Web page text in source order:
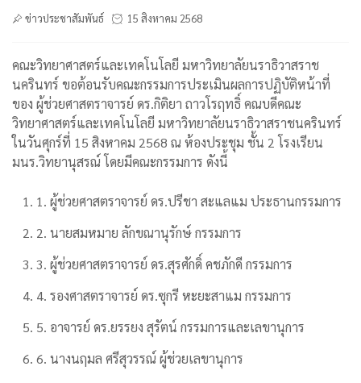
ข่าวประชาสัมพันธ์ 15 สิงหาคม 2568
คณะวิทยาศาสตร์และเทคโนโลยี มหาวิทยาลัยนราธิวาสราช
นครินทร์ ขอต้อนรับคณะกรรมการประเมินผลการปฏิบัติหน้าที่
ของ ผู้ช่วยศาสตราจารย์ ดร.กิติยา ถาวโรฤทธิ์ คณบดีคณะ
วิทยาศาสตร์และเทคโนโลยี มหาวิทยาลัยนราธิวาสราชนครินทร์
ในวันศุกร์ที่ 15 สิงหาคม 2568 ณ ห้องประชุม ชั้น 2 โรงเรียน
มนร.วิทยานุสรณ์ โดยมีคณะกรรมการ ดังนี้
1. ผู้ช่วยศาสตราจารย์ ดร.ปรีชา สะแลแม ประธานกรรมการ
2. นายสมหมาย ลักขณานุรักษ์ กรรมการ
3. ผู้ช่วยศาสตราจารย์ ดร.สุรศักดิ์ คชภักดี กรรมการ
4. รองศาสตราจารย์ ดร.ซุกรี หะยะสาแม กรรมการ
5. อาจารย์ ดร.ยรรยง สุรัตน์ กรรมการและเลขานุการ
6. นางนฤมล ศรีสุวรรณ์ ผู้ช่วยเลขานุการ